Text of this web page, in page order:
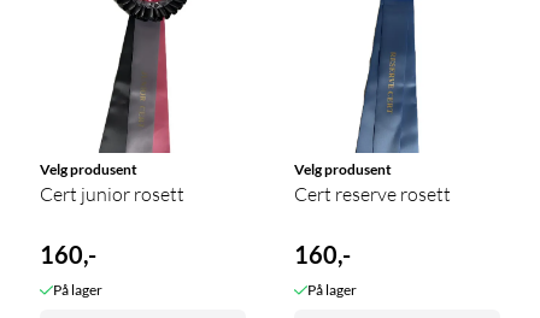
Velg produsent
Cert junior rosett
160,-
På lager
Velg produsent
Cert reserve rosett
160,-
På lager